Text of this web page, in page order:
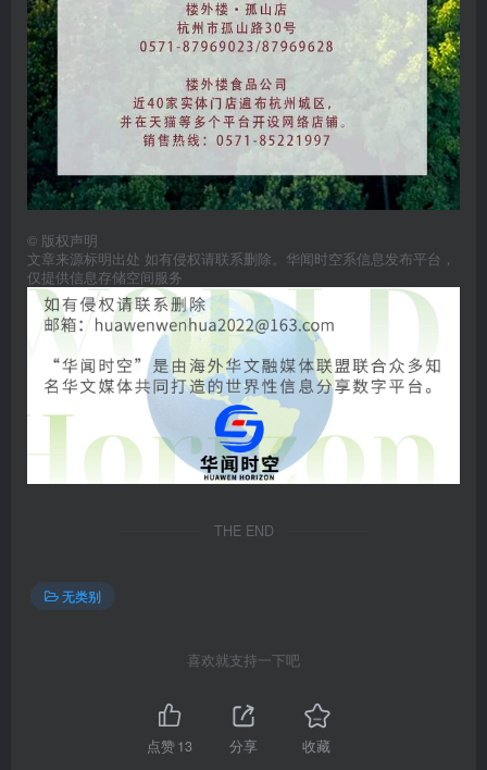
© 版权声明
文章来源标明出处 如有侵权请联系删除。华闻时空系信息发布平台，
仅提供信息存储空间服务
THE END
无类别
喜欢就支持一下吧
点赞13 分享 收藏